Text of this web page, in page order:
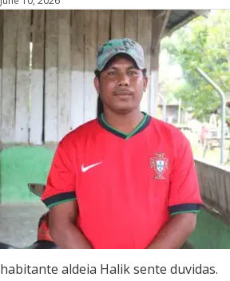
habitante aldeia Halik sente duvidas.